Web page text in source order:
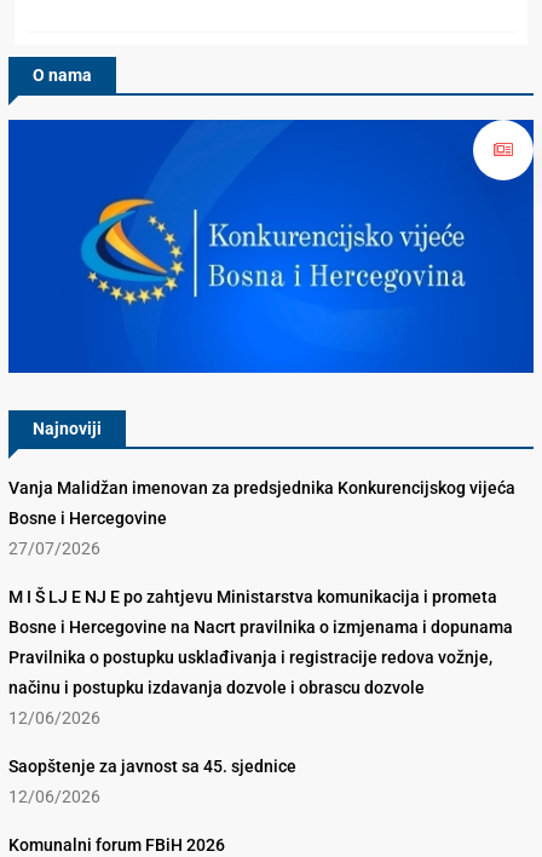
O nama
Najnoviji
Vanja Malidžan imenovan za predsjednika Konkurencijskog vijeća
Bosne i Hercegovine
27/07/2026
M I Š LJ E NJ E po zahtjevu Ministarstva komunikacija i prometa
Bosne i Hercegovine na Nacrt pravilnika o izmjenama i dopunama
Pravilnika o postupku usklađivanja i registracije redova vožnje,
načinu i postupku izdavanja dozvole i obrascu dozvole
12/06/2026
Saopštenje za javnost sa 45. sjednice
12/06/2026
Komunalni forum FBiH 2026